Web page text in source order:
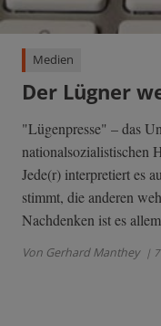
Medien
Der Lügner
"Lügenpresse" – das
nationalsozialistischen
Jede(r) interpretiert es
stimmt, die anderen
Nachdenken ist es
Von Gerhard Manthey |